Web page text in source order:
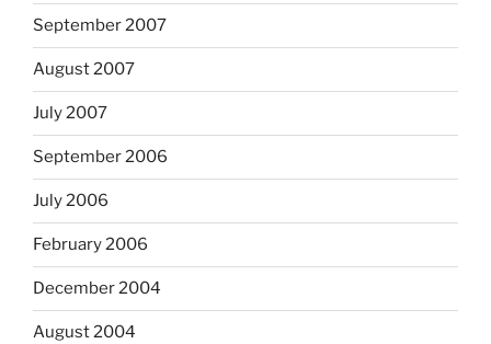
September 2007
August 2007
July 2007
September 2006
July 2006
February 2006
December 2004
August 2004